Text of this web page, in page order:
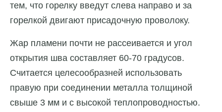
тем, что горелку введут слева направо и за
горелкой двигают присадочную проволоку.
Жар пламени почти не рассеивается и угол
открытия шва составляет 60-70 градусов.
Считается целесообразней использовать
правую при соединении металла толщиной
свыше 3 мм и с высокой теплопроводностью.